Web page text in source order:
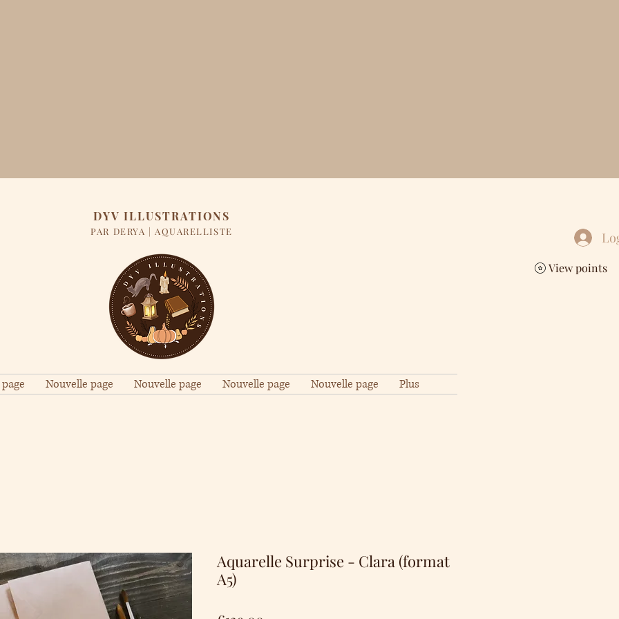
DYV ILLUSTRATIONS
PAR DERYA | AQUARELLISTE
View points
Nouvelle page Nouvelle page Nouvelle page Nouvelle page Plus
Aquarelle Surprise - Clara (format
A5)